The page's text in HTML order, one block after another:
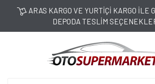
ARAS KARGO VE YURTİÇİ KARGO İLE
DEPODA TESLİM